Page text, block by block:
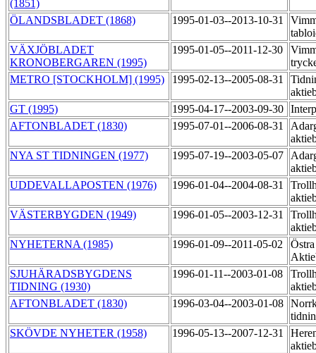
(1851)
ÖLANDSBLADET (1868) 1995-01-03--2013-10-31
VÄXJÖBLADET
KRONOBERGAREN (1995)
1995-01-05--2011-12-30
METRO [STOCKHOLM] (1995)
1995-02-13--2005-08-31
GT (1995)
1995-04-17--2003-09-30
AFTONBLADET (1830)
1995-07-01--2006-08-31
NYA ST TIDNINGEN (1977)
1995-07-19--2003-05-07
UDDEVALLAPOSTEN (1976)
1996-01-04--2004-08-31
VÄSTERBYGDEN (1949)
1996-01-05--2003-12-31
NYHETERNA (1985)
1996-01-09--2011-05-02
SJUHÄRADSBYGDENS
TIDNING (1930)
1996-01-11--2003-01-08
AFTONBLADET (1830)
1996-03-04--2003-01-08
SKÖVDE NYHETER (1958)
1996-05-13--2007-12-31